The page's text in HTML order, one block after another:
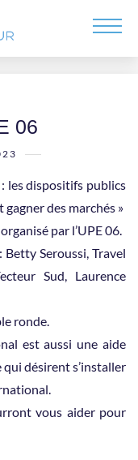
06
les dispositifs publics
des marchés »
par l’UPE 06.
Seroussi, Travel
Sud, Laurence
ronde.
est aussi une aide
désirent s’installer
vous aider pour